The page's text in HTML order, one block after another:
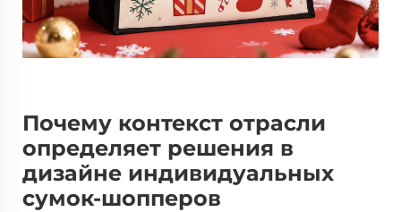
Почему контекст отрасли
определяет решения в
дизайне индивидуальных
сумок-шопперов